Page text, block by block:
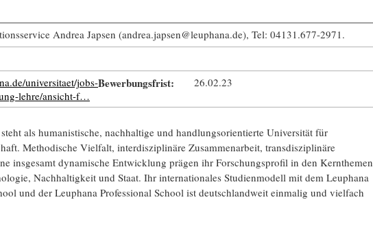
Andrea Japsen (andrea.japsen@leuphana.de), Tel: 04131.677-2971.
universitaet/jobs-
lehre/ansicht-f…
Bewerbungsfrist: 26.02.23
als humanistische, nachhaltige und handlungsorientierte Universität für
Methodische Vielfalt, interdisziplinäre Zusammenarbeit, transdisziplinäre
insgesamt dynamische Entwicklung prägen ihr Forschungsprofil in den Kernthemen
Nachhaltigkeit und Staat. Ihr internationales Studienmodell mit dem Leuphana
und der Leuphana Professional School ist deutschlandweit einmalig und vielfach